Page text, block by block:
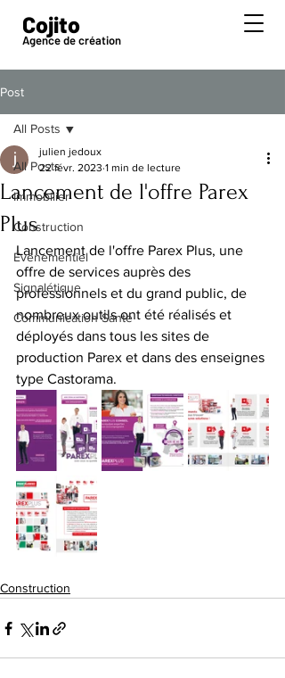
Cojito
Agence de création
Post
All Posts
Immobilier
Construction
Événementiel
Signalétique
Communication Santé
All Posts
Lancement de l'offre Parex
Plus
julien jedoux
22 févr. 2023 1 min de lecture
Lancement de l'offre Parex Plus, une
offre de services auprès des
professionnels et du grand public, de
nombreux outils ont été réalisés et
déployés dans tous les sites de
production Parex et dans des enseignes
type Castorama.
Construction